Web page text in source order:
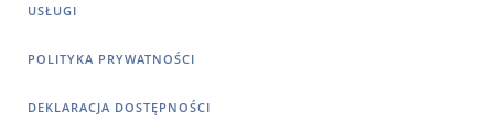
USŁUGI
POLITYKA PRYWATNOŚCI
DEKLARACJA DOSTĘPNOŚCI